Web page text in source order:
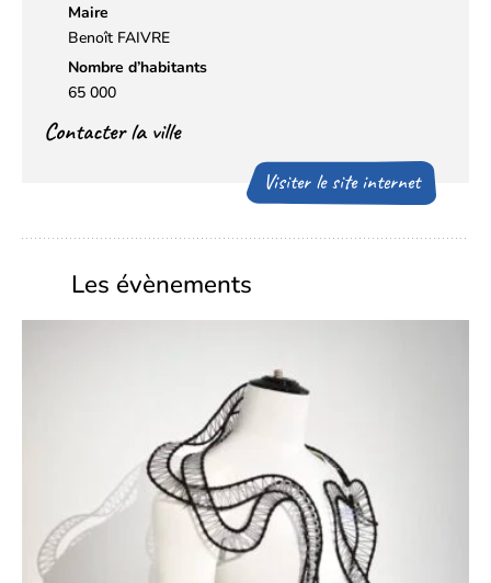
Maire
Benoît FAIVRE
Nombre d’habitants
65 000
Contacter la ville
Visiter le site internet
Les évènements